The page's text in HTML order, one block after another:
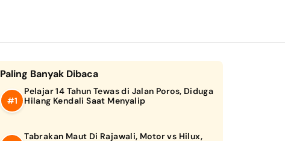
Paling Banyak Dibaca
Pelajar 14 Tahun Tewas di Jalan Poros, Diduga
Hilang Kendali Saat Menyalip
Tabrakan Maut Di Rajawali, Motor vs Hilux,